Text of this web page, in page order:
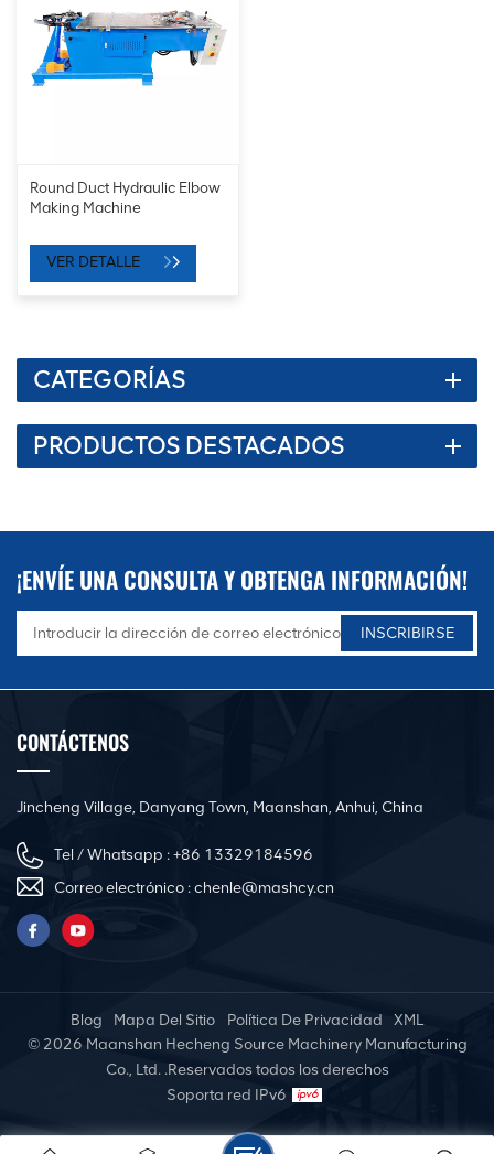
Round Duct Hydraulic Elbow
Making Machine
VER DETALLE
CATEGORÍAS
PRODUCTOS DESTACADOS
¡ENVÍE UNA CONSULTA Y OBTENGA INFORMACIÓN!
CONTÁCTENOS
Jincheng Village, Danyang Town, Maanshan, Anhui, China
Tel / Whatsapp :+86 13329184596
Correo electrónico :chenle@mashcy.cn
Blog Mapa Del Sitio Política De Privacidad
XML
© 2026 Maanshan Hecheng Source Machinery Manufacturing
Co., Ltd. .Reservados todos los derechos
Soporta red IPv6